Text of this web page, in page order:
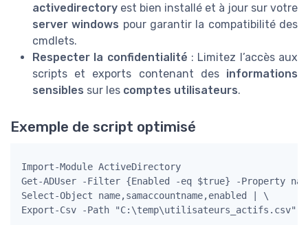
activedirectory est bien installé et à jour sur votre
server windows pour garantir la compatibilité des
cmdlets.
Respecter la confidentialité : Limitez l’accès aux
scripts et exports contenant des informations
sensibles sur les comptes utilisateurs.
Exemple de script optimisé
Import-Module ActiveDirectory
Get-ADUser -Filter {Enabled -eq $true} -Property
Select-Object name,samaccountname,enabled | \